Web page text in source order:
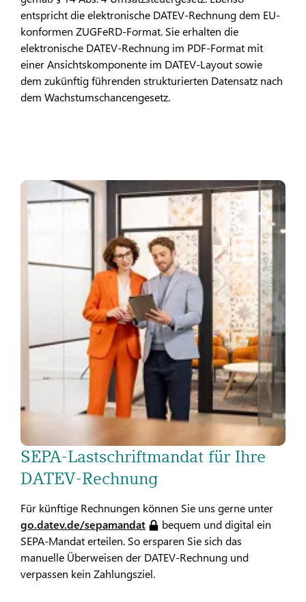
entspricht die elektronische DATEV-Rechnung dem EU-
konformen ZUGFeRD-Format. Sie erhalten die
elektronische DATEV-Rechnung im PDF-Format mit
einer Ansichtskomponente im DATEV-Layout sowie
dem zukünftig führenden strukturierten Datensatz nach
dem Wachstumschancengesetz.
SEPA-Lastschriftmandat für Ihre
DATEV-Rechnung
Für künftige Rechnungen können Sie uns gerne unter
go.datev.de/sepamandat
bequem und digital ein
SEPA-Mandat erteilen. So ersparen Sie sich das
manuelle Überweisen der DATEV-Rechnung und
verpassen kein Zahlungsziel.